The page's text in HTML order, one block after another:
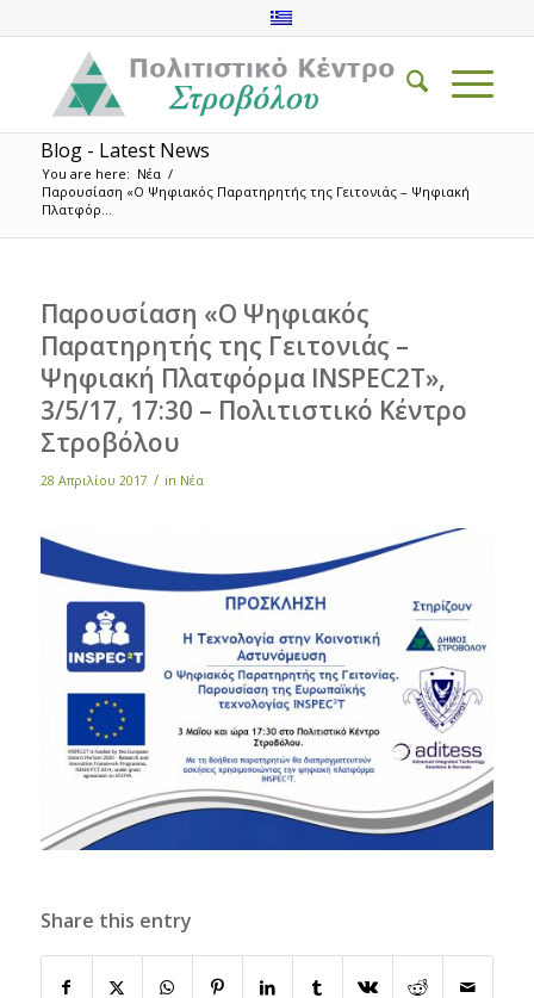
Blog - Latest News
You are here: Νέα /
Παρουσίαση «Ο Ψηφιακός Παρατηρητής της Γειτονιάς – Ψηφιακή
Πλατφόρ...
Παρουσίαση «Ο Ψηφιακός
Παρατηρητής της Γειτονιάς –
Ψηφιακή Πλατφόρμα INSPEC2T»,
3/5/17, 17:30 – Πολιτιστικό Κέντρο
Στροβόλου
28 Απριλίου 2017 / in Νέα
Share this entry